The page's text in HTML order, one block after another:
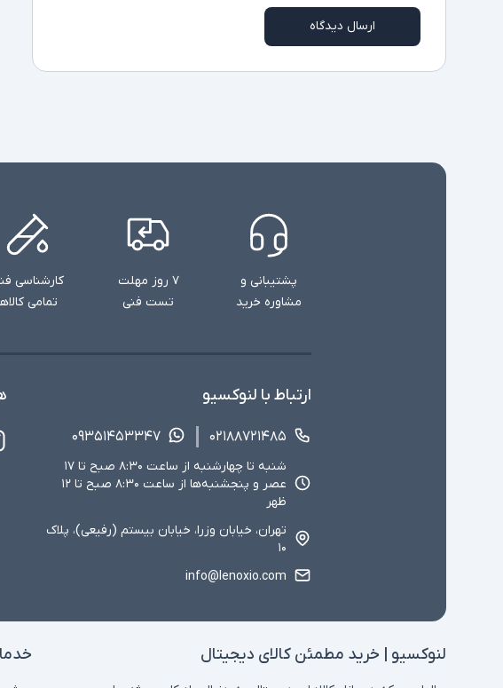
ارسال دیدگاه
پشتیبانی و
مشاوره خرید
۷ روز مهلت
تست فنی
کارشناسی
تمامی
ارتباط با لنوکسیو
۰۲۱۸۸۷۲۱۴۸۵ ۰۹۳۵۱۴۵۳۳۴۷
شنبه تا چهارشنبه از ساعت ۸:۳۰ صبح تا ۱۷
عصر و پنجشنبه‌ها از ساعت ۸:۳۰ صبح تا ۱۲
ظهر
تهران، خیابان وزرا، خیابان بیستم (رفیعی)، پلاک
۱۰
info@lenoxio.com
لنوکسیو | خرید مطمئن کالای دیجیتال